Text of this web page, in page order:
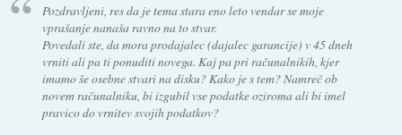
Pozdravljeni, res da je tema stara eno leto vendar se moje
vprašanje nanaša ravno na to stvar.
Povedali ste, da mora prodajalec (dajalec garancije) v 45 dneh
vrniti ali pa ti ponuditi novega. Kaj pa pri računalnikih, kjer
imamo še osebne stvari na disku? Kako je s tem? Namreč ob
novem računalniku, bi izgubil vse podatke oziroma ali bi imel
pravico do vrnitev svojih podatkov?